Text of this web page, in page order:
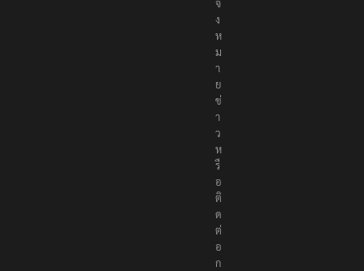
จ้
ง
ห
ม
า
ย
ข่
า
ว
ห
รื
อ
ติ
ด
ต่
อ
ก